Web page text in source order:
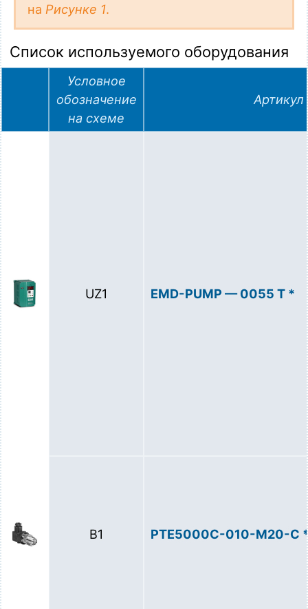
на Рисунке 1.
Список используемого оборудования
Условное
обозначение
на схеме
Артикул
UZ1 EMD-PUMP — 0055 T *
B1 PTE5000C-010-М20-С